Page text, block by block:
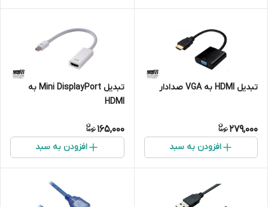
تبدیل HDMI به VGA صدادار
279,000
افزودن به سبد
تبدیل Mini DisplayPort به
HDMI
165,000
افزودن به سبد